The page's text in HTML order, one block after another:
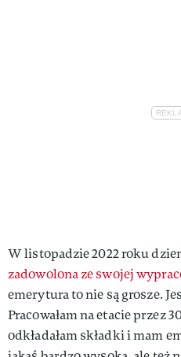
W listopadzie 2022 roku
zadowolona ze swojej
emerytura to nie są grosze.
Pracowałam na etacie przez
odkładałam składki i mam